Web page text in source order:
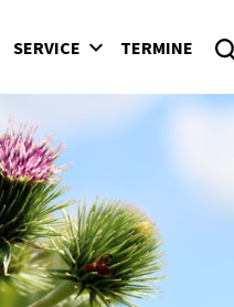
SERVICE
TERMINE